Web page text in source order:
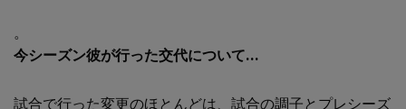
。
今シーズン彼が行った交代について...
試合で行った変更のほとんどは、試合の調子とプレシーズ